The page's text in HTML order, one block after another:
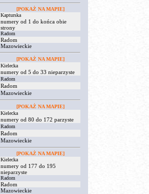
[POKAŻ NA MAPIE]
Kapturska
numery od 1 do końca obie
strony
Radom
Radom
Mazowieckie
[POKAŻ NA MAPIE]
Kielecka
numery od 5 do 33 nieparzyste
Radom
Radom
Mazowieckie
[POKAŻ NA MAPIE]
Kielecka
numery od 80 do 172 parzyste
Radom
Radom
Mazowieckie
[POKAŻ NA MAPIE]
Kielecka
numery od 177 do 195
nieparzyste
Radom
Radom
Mazowieckie